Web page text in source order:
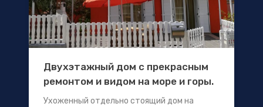
Двухэтажный дом с прекрасным
ремонтом и видом на море и горы.
Ухоженный отдельно стоящий дом на